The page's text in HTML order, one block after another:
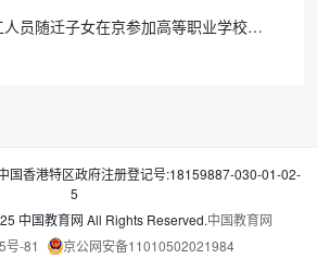
迁子女在京参加高等职业学校招生考试报名通知
国香港特区政府注册登记号:18159887-030-01-02-
5
中国教育网 All Rights Reserved.中国教育网
号-81
京公网安备11010502021984